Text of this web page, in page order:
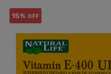
15% OFF